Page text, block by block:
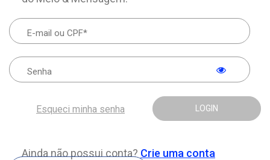
LOGIN
Esqueci minha senha
Ainda não possui conta? Crie uma conta